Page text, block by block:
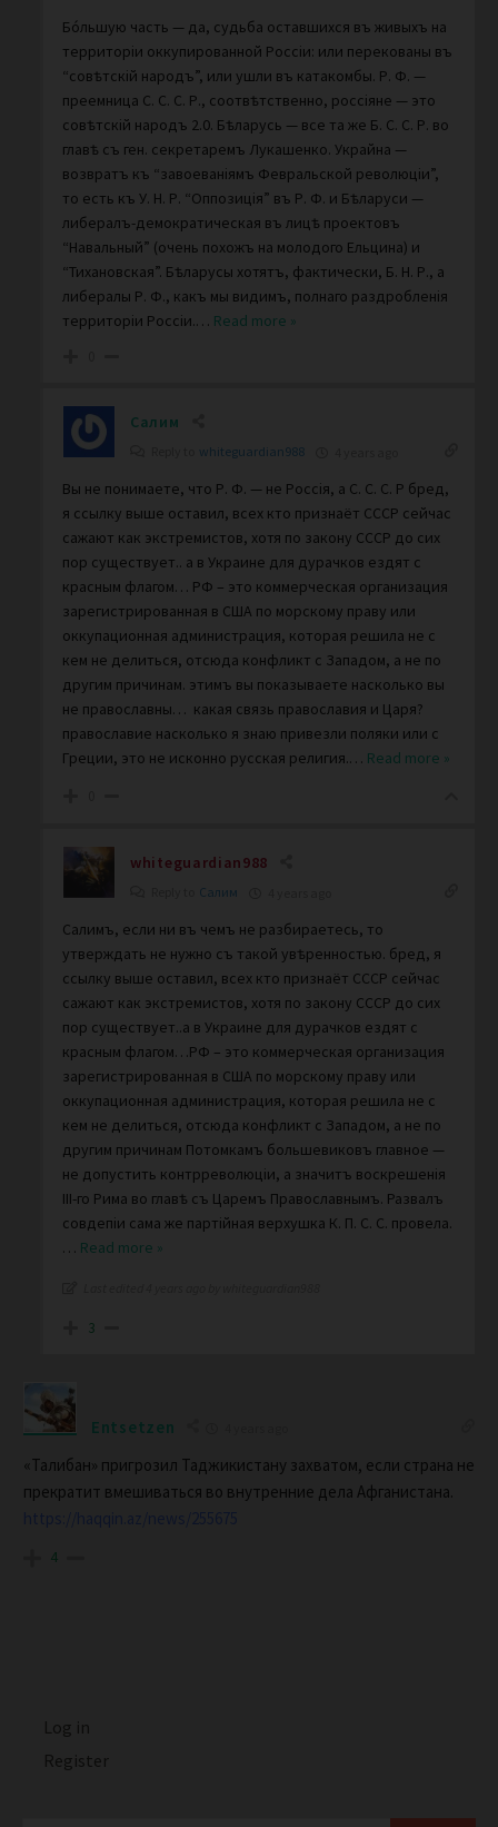
Бóльшую часть — да, судьба оставшихся въ живыхъ на
территорiи оккупированной Россiи: или перекованы въ
“совѣтскiй народъ”, или ушли въ катакомбы. Р. Ф. —
преемница С. С. С. Р., соотвѣтственно, россiяне — это
совѣтскiй народъ 2.0. Бѣларусь — все та же Б. С. С. Р. во
главѣ съ ген. секретаремъ Лукашенко. Украйна —
возвратъ къ “завоеванiямъ Февральской революцiи”,
то есть къ У. Н. Р. “Оппозицiя” въ Р. Ф. и Бѣларуси —
либералъ-демократическая въ лицѣ проектовъ
“Навальный” (очень похожъ на молодого Ельцина) и
“Тихановская”. Бѣларусы хотятъ, фактически, Б. Н. Р., а
либералы Р. Ф., какъ мы видимъ, полнаго раздробленiя
территорiи Россiи.… Read more »
Салим
whiteguardian988
Вы не понимаете, что Р. Ф. — не Россiя, а С. С. С. Р бред,
я ссылку выше оставил, всех кто признаёт СССР сейчас
сажают как экстремистов, хотя по закону СССР до сих
пор существует.. а в Украине для дурачков ездят с
красным флагом… РФ – это коммерческая организация
зарегистрированная в США по морскому праву или
оккупационная администрация, которая решила не с
кем не делиться, отсюда конфликт с Западом, а не по
другим причинам. этимъ вы показываете насколько вы
не православны… какая связь православия и Царя?
православие насколько я знаю привезли поляки или с
Греции, это не исконно русская религия.… Read more »
whiteguardian988
Салим
Салимъ, если ни въ чемъ не разбираетесь, то
утверждать не нужно съ такой увѣренностью. бред, я
ссылку выше оставил, всех кто признаёт СССР сейчас
сажают как экстремистов, хотя по закону СССР до сих
пор существует..а в Украине для дурачков ездят с
красным флагом…РФ – это коммерческая организация
зарегистрированная в США по морскому праву или
оккупационная администрация, которая решила не с
кем не делиться, отсюда конфликт с Западом, а не по
другим причинам Потомкамъ большевиковъ главное —
не допустить контрреволюцiи, а значитъ воскрешенiя
III-го Рима во главѣ съ Царемъ Православнымъ. Развалъ
совдепiи сама же партiйная верхушка К. П. С. С. провела.
… Read more »
3
Entsetzen
«Талибан» пригрозил Таджикистану захватом, если страна не
прекратит вмешиваться во внутренние дела Афганистана.
https://haqqin.az/news/255675
4
Log in
Register